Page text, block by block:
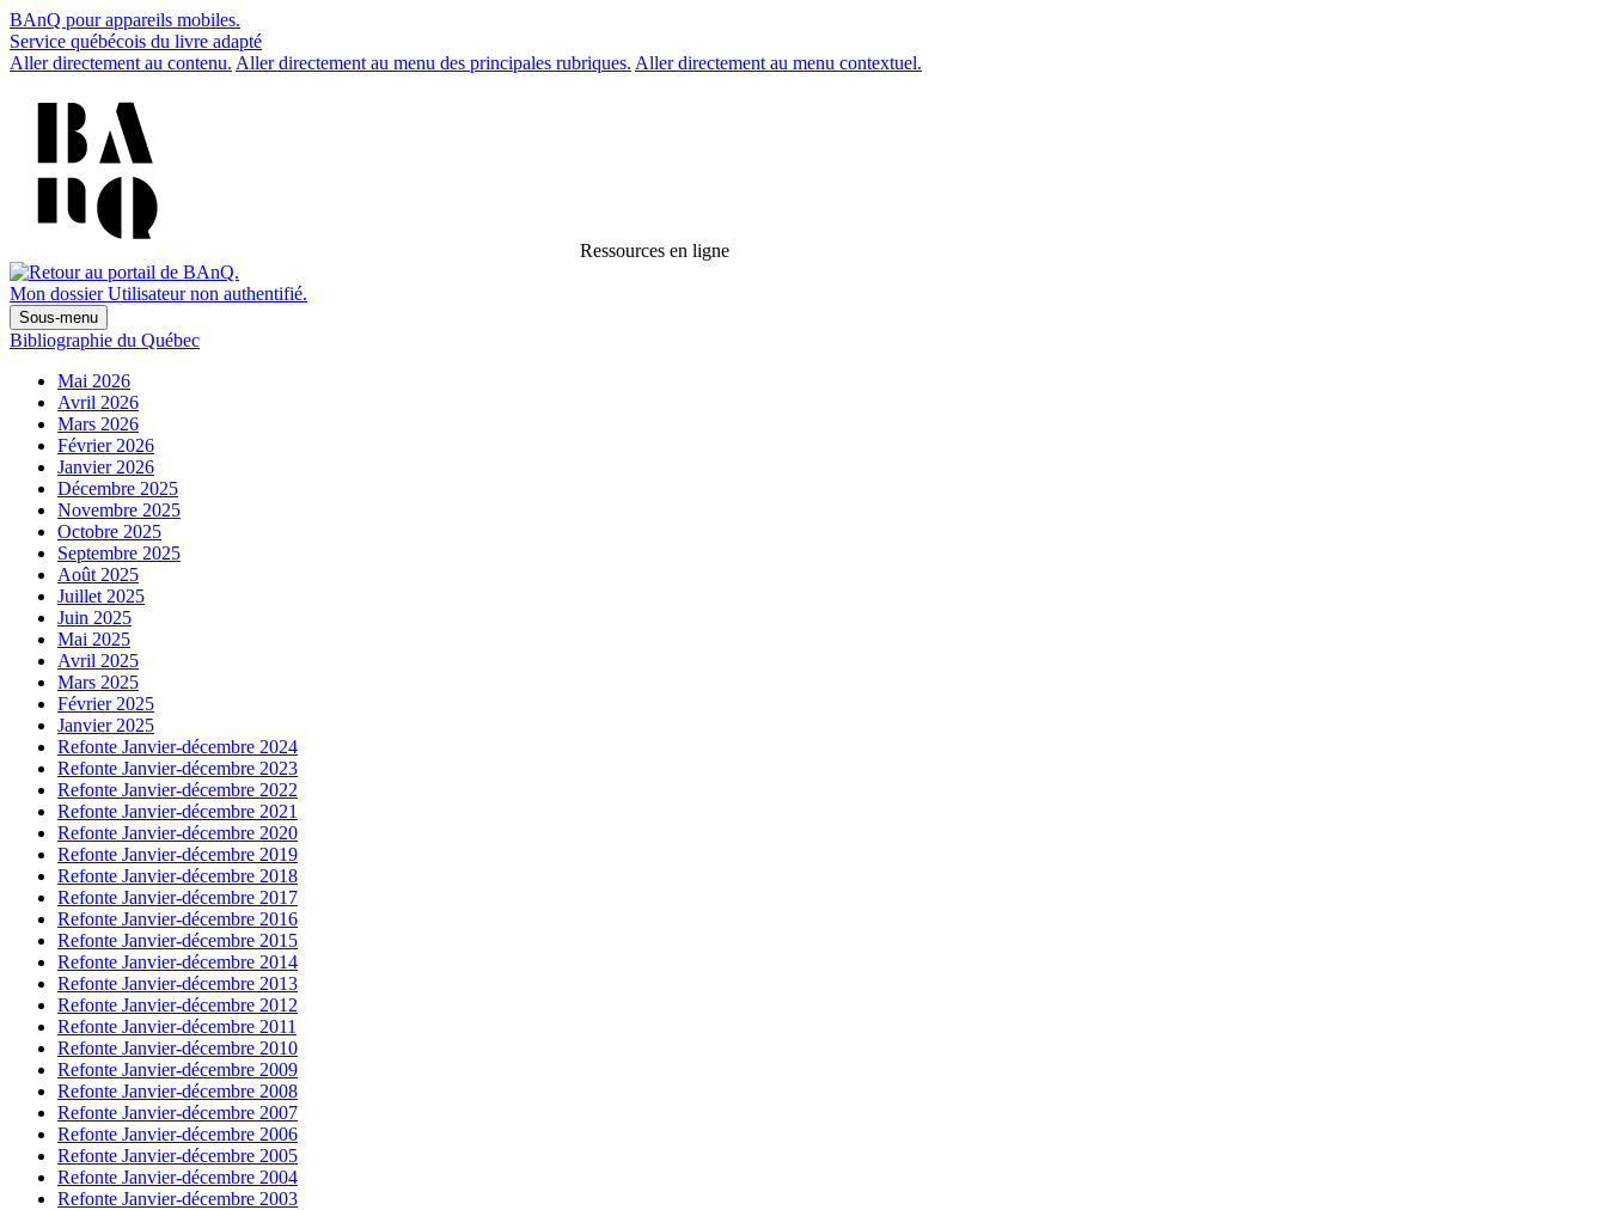
BAnQ pour appareils mobiles.
Service québécois du livre adapté
Aller directement au contenu. Aller directement au menu des principales rubriques. Aller directement au menu contextuel.
Ressources en ligne
Mon dossier Utilisateur non authentifié.
Sous-menu
Bibliographie du Québec
Mai 2026
Avril 2026
Mars 2026
Février 2026
Janvier 2026
Décembre 2025
Novembre 2025
Octobre 2025
Septembre 2025
Août 2025
Juillet 2025
Juin 2025
Mai 2025
Avril 2025
Mars 2025
Février 2025
Janvier 2025
Refonte Janvier-décembre 2024
Refonte Janvier-décembre 2023
Refonte Janvier-décembre 2022
Refonte Janvier-décembre 2021
Refonte Janvier-décembre 2020
Refonte Janvier-décembre 2019
Refonte Janvier-décembre 2018
Refonte Janvier-décembre 2017
Refonte Janvier-décembre 2016
Refonte Janvier-décembre 2015
Refonte Janvier-décembre 2014
Refonte Janvier-décembre 2013
Refonte Janvier-décembre 2012
Refonte Janvier-décembre 2011
Refonte Janvier-décembre 2010
Refonte Janvier-décembre 2009
Refonte Janvier-décembre 2008
Refonte Janvier-décembre 2007
Refonte Janvier-décembre 2006
Refonte Janvier-décembre 2005
Refonte Janvier-décembre 2004
Refonte Janvier-décembre 2003